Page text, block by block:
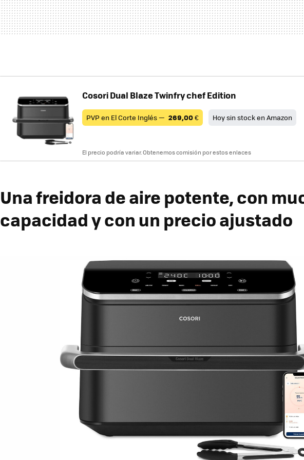
Cosori Dual Blaze Twinfry chef Edition
PVP en El Corte Inglés — 269,00€ Hoy sin stock en Amazon
El precio podría variar. Obtenemos comisión por estos enlaces
Una freidora de aire potente, con
capacidad y con un precio ajustado